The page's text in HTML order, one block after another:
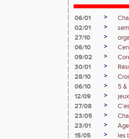
06/01 >
02/01
>
27/10
>
06/10
>
09/02
>
30/01
>
28/10
>
06/10
>
5 &
12/09
>
27/08
>
23/05
>
23/01
>
15/05
>
les